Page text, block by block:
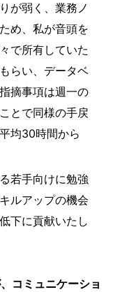
が弱く、業務ノ
め、私が音頭を
で所有していた
らい、データベ
摘事項は週一の
とで同様の手戻
均30時間から
若手向けに勉強
ルアップの機会
下に貢献いたし
コミュニケーショ